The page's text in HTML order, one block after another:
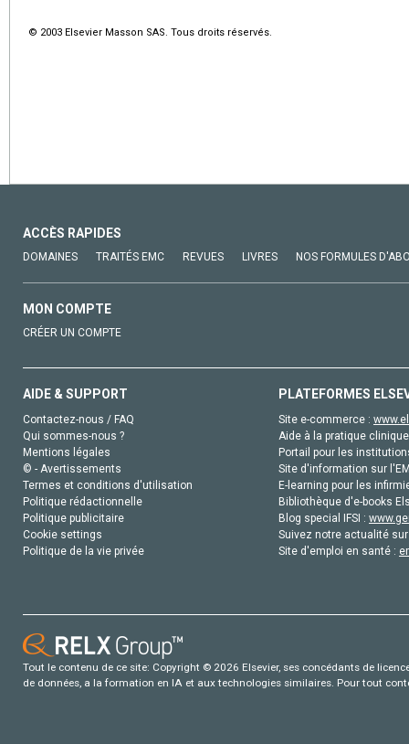
© 2003 Elsevier Masson SAS. Tous droits réservés.
ACCÈS RAPIDES
DOMAINES TRAITÉS EMC REVUES LIVRES NOS FORMULES
MON COMPTE
CRÉER UN COMPTE
AIDE & SUPPORT
Contactez-nous / FAQ
Qui sommes-nous ?
Mentions légales
© - Avertissements
Termes et conditions d'utilisation
Politique rédactionnelle
Politique publicitaire
Cookie settings
Politique de la vie privée
PLATEFORMES
Site e-commerce :
Aide à la pratique
Portail pour les
Site d'information sur
E-learning pour les
Bibliothèque d'e-books
Blog special IFSI :
Suivez notre actualité
Site d'emploi en santé :
Tout le contenu de ce site: Copyright © 2026 Elsevier, ses concédants de
de données, a la formation en IA et aux technologies similaires. Pour tout